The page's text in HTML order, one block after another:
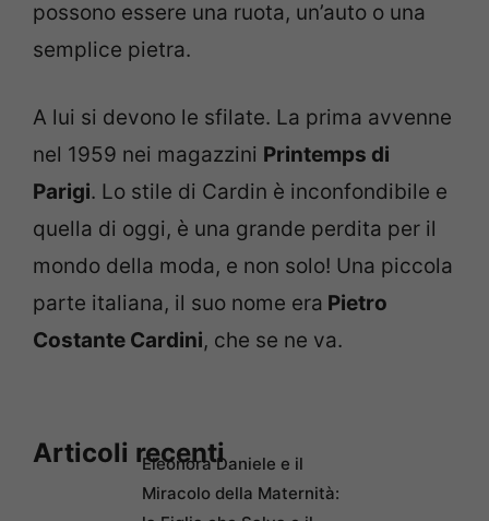
possono essere una ruota, un’auto o una
semplice pietra.
A lui si devono le sfilate. La prima avvenne
nel 1959 nei magazzini Printemps di
Parigi. Lo stile di Cardin è inconfondibile e
quella di oggi, è una grande perdita per il
mondo della moda, e non solo! Una piccola
parte italiana, il suo nome era Pietro
Costante Cardini, che se ne va.
Articoli recentiEleonora Daniele e il
Miracolo della Maternità: